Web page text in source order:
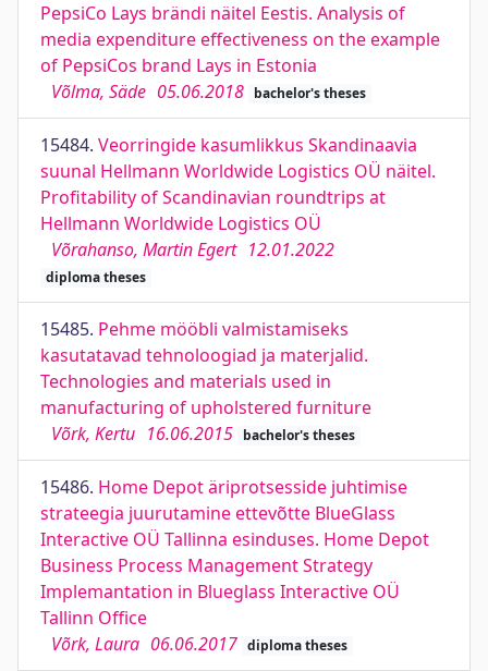
PepsiCo Lays brändi näitel Eestis. Analysis of
media expenditure effectiveness on the example
of PepsiCos brand Lays in Estonia
Võlma, Säde 05.06.2018 bachelor's theses
15484. Veorringide kasumlikkus Skandinaavia
suunal Hellmann Worldwide Logistics OÜ näitel.
Profitability of Scandinavian roundtrips at
Hellmann Worldwide Logistics OÜ
Võrahanso, Martin Egert 12.01.2022
diploma theses
15485. Pehme mööbli valmistamiseks
kasutatavad tehnoloogiad ja materjalid.
Technologies and materials used in
manufacturing of upholstered furniture
Võrk, Kertu 16.06.2015 bachelor's theses
15486. Home Depot äriprotsesside juhtimise
strateegia juurutamine ettevõtte BlueGlass
Interactive OÜ Tallinna esinduses. Home Depot
Business Process Management Strategy
Implemantation in Blueglass Interactive OÜ
Tallinn Office
Võrk, Laura 06.06.2017 diploma theses